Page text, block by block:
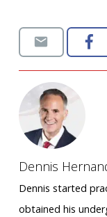
Dennis
Dennis started
obtained his